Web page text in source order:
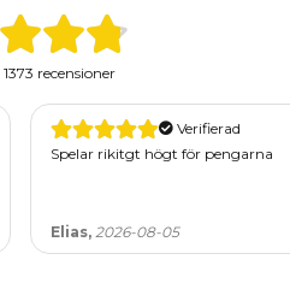
1373 recensioner
Verifierad
Spelar rikitgt högt för pengarna
Elias, 2026-08-05